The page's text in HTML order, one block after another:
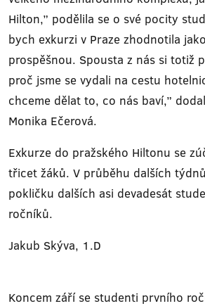
Hilton,” podělila se o své pocity
bych exkurzi v Praze zhodnotila
prospěšnou. Spousta z nás si totiž
proč jsme se vydali na cestu
chceme dělat to, co nás baví,”
Monika Ečerová.
Exkurze do pražského Hiltonu se
třicet žáků. V průběhu dalších
pokličku dalších asi devadesát
ročníků.
Jakub Skýva, 1.D
Koncem září se studenti prvního